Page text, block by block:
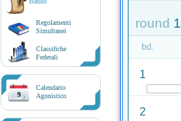
Regolamenti
Simultanei
Classifiche
Federali
9
Calendario
Agonistico
round 1
bd.
1
2